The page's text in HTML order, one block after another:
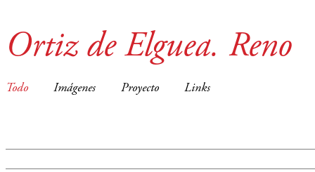
Ortiz de Elguea. Reno
Todo Imágenes Proyecto Links